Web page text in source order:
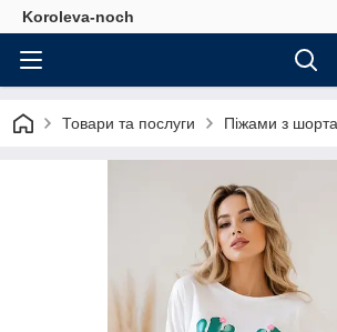
Koroleva-noch
Товари та послуги Піжами з